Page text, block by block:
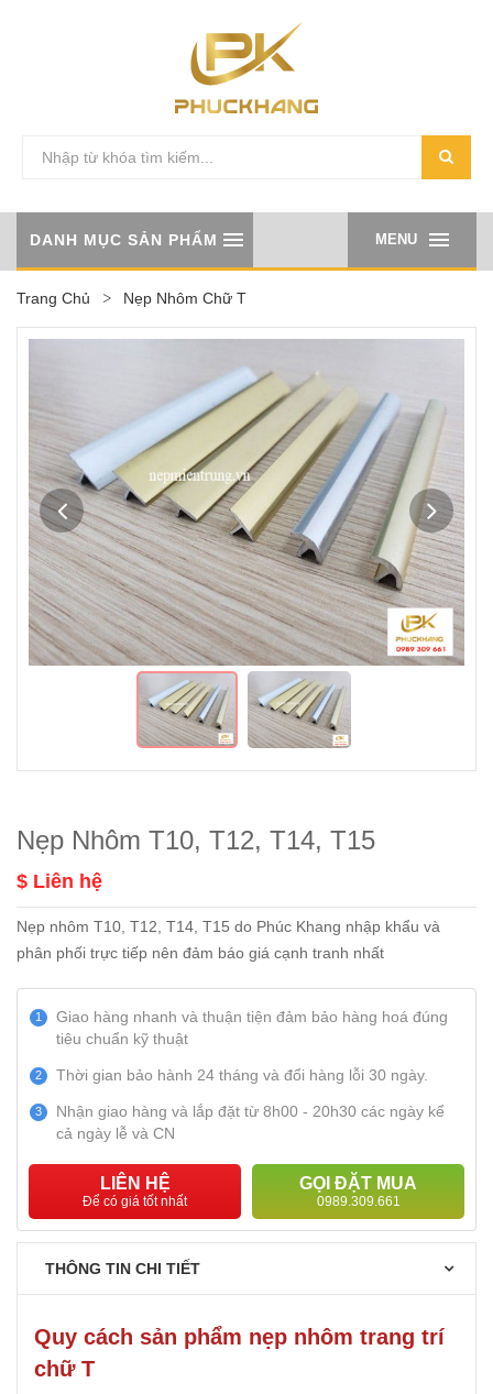
MENU
DANH MỤC SẢN PHẨM
Trang Chủ Nẹp Nhôm Chữ T
Nẹp Nhôm T10, T12, T14, T15
$ Liên hệ
Nẹp nhôm T10, T12, T14, T15 do Phúc Khang nhập khẩu và
phân phối trực tiếp nên đảm báo giá cạnh tranh nhất
1
Giao hàng nhanh và thuận tiện đảm bảo hàng hoá đúng
tiêu chuẩn kỹ thuật
2 Thời gian bảo hành 24 tháng và đổi hàng lỗi 30 ngày.
3
Nhận giao hàng và lắp đặt từ 8h00 - 20h30 các ngày kể
cả ngày lễ và CN
LIÊN HỆ
Để có giá tốt nhất
GỌI ĐẶT MUA
0989.309.661
THÔNG TIN CHI TIẾT
Quy cách sản phẩm nẹp nhôm trang trí
chữ T